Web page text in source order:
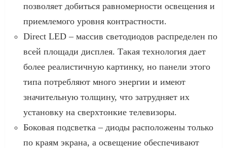
позволяет добиться равномерности освещения и
приемлемого уровня контрастности.
Direct LED – массив светодиодов распределен по
всей площади дисплея. Такая технология дает
более реалистичную картинку, но панели этого
типа потребляют много энергии и имеют
значительную толщину, что затрудняет их
установку на сверхтонкие телевизоры.
Боковая подсветка – диоды расположены только
по краям экрана, а освещение обеспечивают